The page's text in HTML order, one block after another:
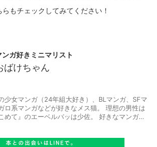
ンガ好きミニマリスト
ばけちゃん
少女マンガ（24年組大好き）、BLマンガ、SFマ
ロ系マンガなどが好きなメス猫。 理想の男性は
めて』のエーベルバッは少佐。 好きなマンガ家
丸尾末広など。